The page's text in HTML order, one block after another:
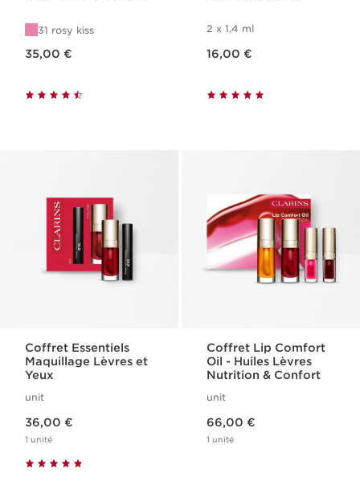
31 rosy kiss
35,00 €
2 x 1,4 ml
16,00 €
Coffret Essentiels
Maquillage Lèvres et
Yeux
unit
36,00 €
1 unité
Coffret Lip Comfort
Oil - Huiles Lèvres
Nutrition & Confort
unit
66,00 €
1 unité